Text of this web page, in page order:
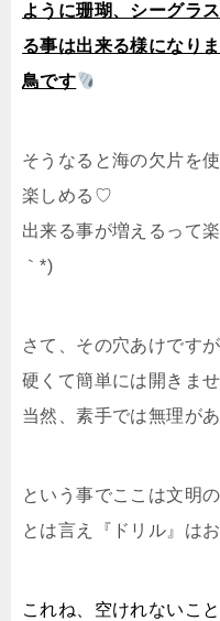
ように珊瑚、シーグラ
る事は出来る様になり
鳥です
そうなると海の欠片を
楽しめる♡
出来る事が増えるって
｀*)
さて、その穴あけです
硬くて簡単には開きま
当然、素手では無理が
という事でここは文明
とは言え『ドリル』は
これね、空けれないこ